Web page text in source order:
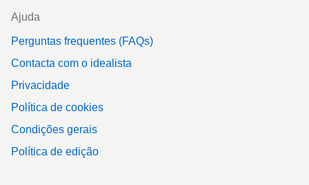
Ajuda
Perguntas frequentes (FAQs)
Contacta com o idealista
Privacidade
Política de cookies
Condições gerais
Política de edição